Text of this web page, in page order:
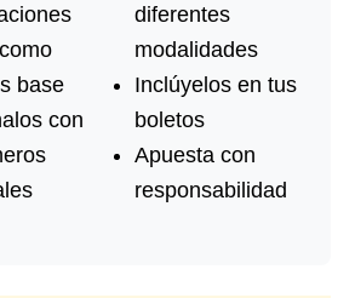
base
con
diferentes
modalidades
Inclúyelos en tus
boletos
Apuesta con
responsabilidad